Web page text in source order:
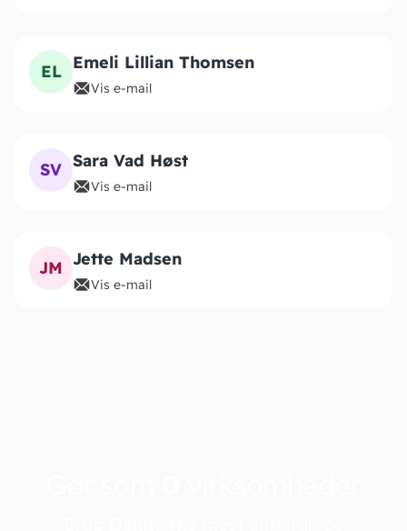
EL Emeli Lillian Thomsen
Vis e-mail
SV Sara Vad Høst
Vis e-mail
JM Jette Madsen
Vis e-mail